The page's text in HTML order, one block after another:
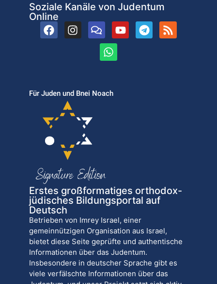
Soziale Kanäle von Judentum
Online
Für Juden und Bnei Noach
Erstes großformatiges orthodox-
jüdisches Bildungsportal auf
Deutsch
Betrieben von Imrey Israel, einer
gemeinnützigen Organisation aus Israel,
bietet diese Seite geprüfte und authentische
Informationen über das Judentum.
Insbesondere in deutscher Sprache gibt es
viele verfälschte Informationen über das